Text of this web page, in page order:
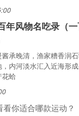
年风物名吃录（
承晚清，渔家糟香润
内河淡水汇入近海形
蛤